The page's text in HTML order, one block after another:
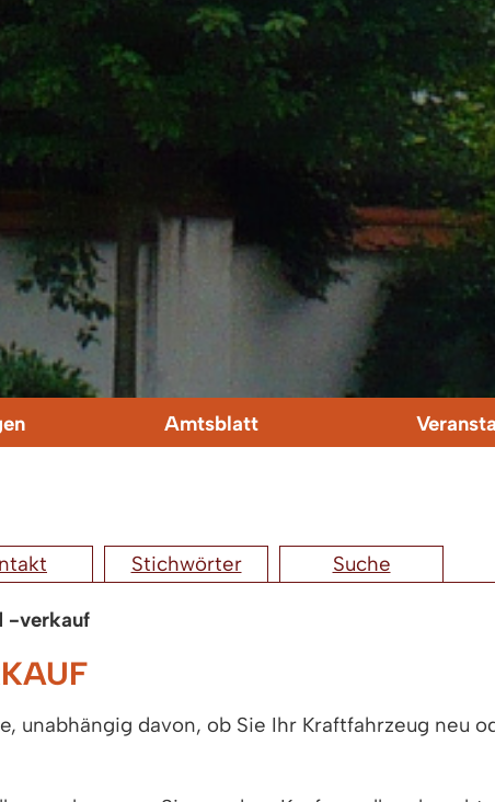
Amtsblatt
Stichwörter Suche
-verkauf
unabhängig davon, ob Sie Ihr Kraftfahrzeug neu